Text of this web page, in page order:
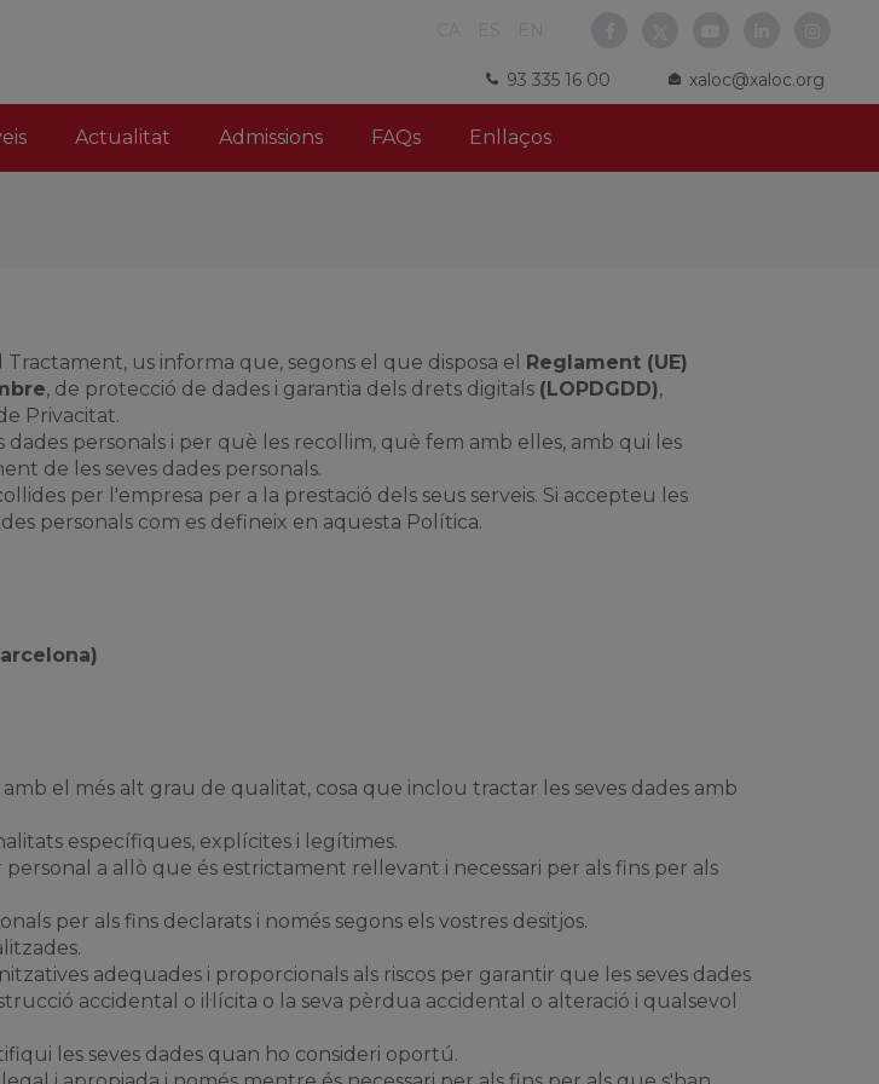
93 335 16 00 xaloc@xaloc.org
Actualitat Admissions FAQs Enllaços
Tractament, us informa que, segons el que disposa el Reglament (UE)
, de protecció de dades i garantia dels drets digitals (LOPDGDD),
Privacitat.
personals i per què les recollim, què fem amb elles, amb qui les
de les seves dades personals.
per l'empresa per a la prestació dels seus serveis. Si accepteu les
personals com es defineix en aquesta Política.
el més alt grau de qualitat, cosa que inclou tractar les seves dades amb
específiques, explícites i legítimes.
a allò que és estrictament rellevant i necessari per als fins per als
per als fins declarats i només segons els vostres desitjos.
adequades i proporcionals als riscos per garantir que les seves dades
accidental o il·lícita o la seva pèrdua accidental o alteració i qualsevol
les seves dades quan ho consideri oportú.